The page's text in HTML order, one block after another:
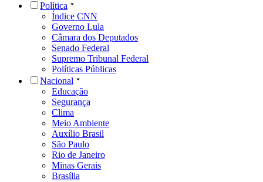
Política
Índice CNN
Governo Lula
Câmara dos Deputados
Senado Federal
Supremo Tribunal Federal
Políticas Públicas
Nacional
Educação
Segurança
Clima
Meio Ambiente
Auxílio Brasil
São Paulo
Rio de Janeiro
Minas Gerais
Brasília